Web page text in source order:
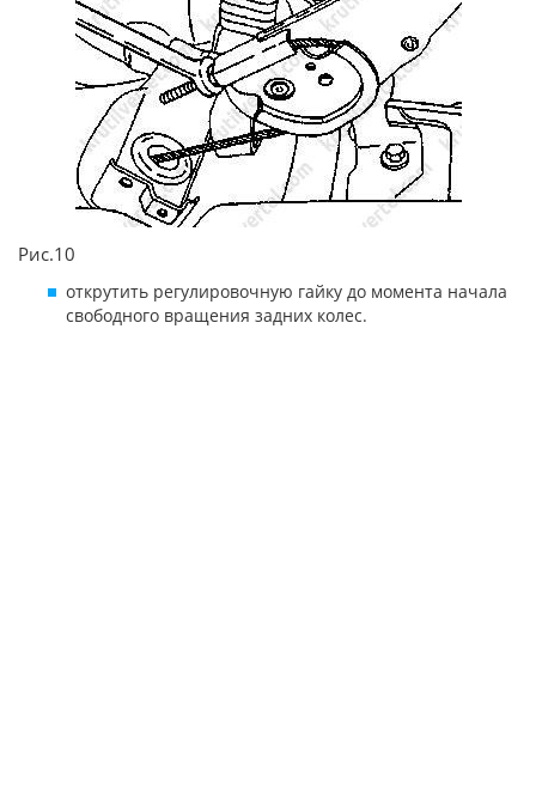
Рис.10
открутить регулировочную гайку до момента начала
свободного вращения задних колес.